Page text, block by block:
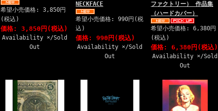
希望小売価格: 3,850円
(税込)
価格: 3,850円(税込)
Availability ×/Sold
Out
NECKFACE
希望小売価格: 990円(税
込)
価格: 990円(税込)
Availability ×/Sold
Out
ファクトリー） 作品集
（ハードカバー）
希望小売価格: 6,380円
(税込)
価格: 6,380円(税込)
Availability ×/Sold
Out